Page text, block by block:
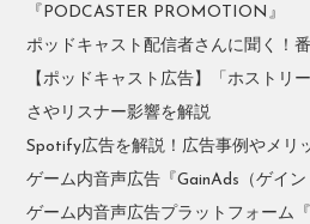
『PODCASTER PROMOTION』
ポッドキャスト配信者さんに聞く！
【ポッドキャスト広告】「ホストリ
さやリスナー影響を解説
Spotify広告を解説！広告事例やメリ
ゲーム内音声広告『GainAds（ゲイン
ゲーム内音声広告プラットフォーム『